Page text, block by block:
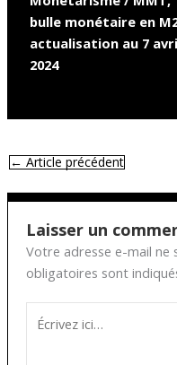
bulle monétaire en
actualisation au 7
2024
←Article précédent
Laisser un
Votre adresse e-mail ne
obligatoires sont
Écrivez
ici…